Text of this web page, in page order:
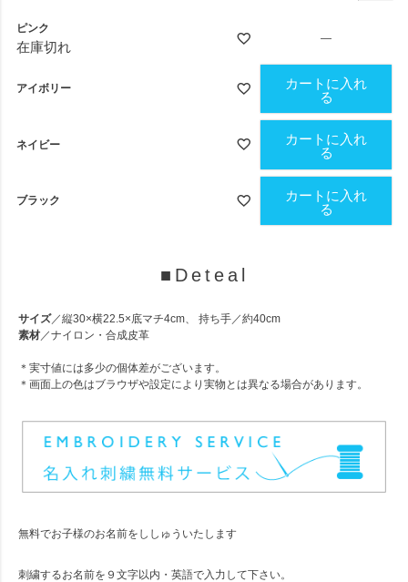
ピンク
在庫切れ
—
アイボリー
カートに入れ
る
ネイビー
カートに入れ
る
ブラック
カートに入れ
る
■Deteal
サイズ／縦30×横22.5×底マチ4cm、 持ち手／約40cm
素材／ナイロン・合成皮革
＊実寸値には多少の個体差がございます。
＊画面上の色はブラウザや設定により実物とは異なる場合があります。
無料でお子様のお名前をししゅういたします
刺繍するお名前を９文字以内・英語で入力して下さい。